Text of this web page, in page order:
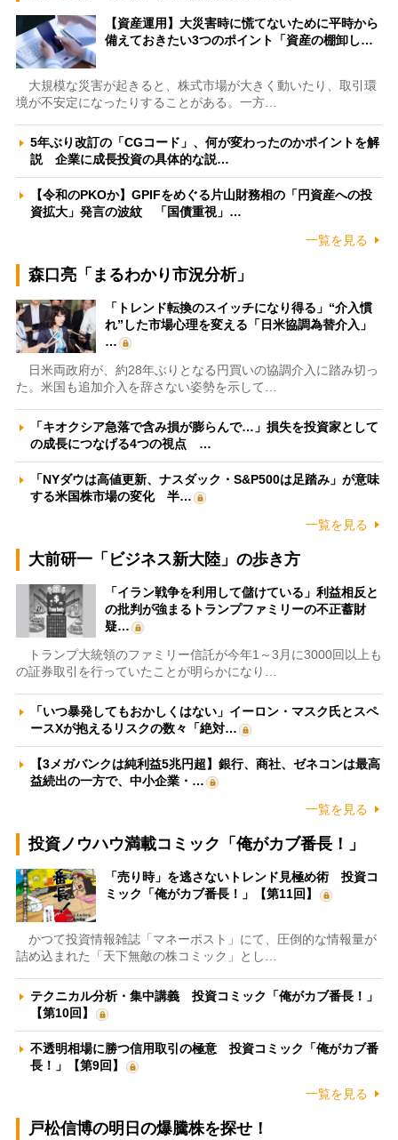
【資産運用】大災害時に慌てないために平時から
備えておきたい3つのポイント「資産の棚卸し…
大規模な災害が起きると、株式市場が大きく動いたり、取引環
境が不安定になったりすることがある。一方…
5年ぶり改訂の「CGコード」、何が変わったのかポイントを解
説 企業に成長投資の具体的な説…
【令和のPKOか】GPIFをめぐる片山財務相の「円資産への投
資拡大」発言の波紋 「国債重視」…
一覧を見る
森口亮「まるわかり市況分析」
「トレンド転換のスイッチになり得る」“介入慣
れ”した市場心理を変える「日米協調為替介入」
…
日米両政府が、約28年ぶりとなる円買いの協調介入に踏み切っ
た。米国も追加介入を辞さない姿勢を示して…
「キオクシア急落で含み損が膨らんで…」損失を投資家として
の成長につなげる4つの視点 …
「NYダウは高値更新、ナスダック・S&P500は足踏み」が意味
する米国株市場の変化 半…
一覧を見る
大前研一「ビジネス新大陸」の歩き方
「イラン戦争を利用して儲けている」利益相反と
の批判が強まるトランプファミリーの不正蓄財
疑…
トランプ大統領のファミリー信託が今年1～3月に3000回以上も
の証券取引を行っていたことが明らかになり…
「いつ暴発してもおかしくはない」イーロン・マスク氏とスペ
ースXが抱えるリスクの数々「絶対…
【3メガバンクは純利益5兆円超】銀行、商社、ゼネコンは最高
益続出の一方で、中小企業・…
一覧を見る
投資ノウハウ満載コミック「俺がカブ番長！」
「売り時」を逃さないトレンド見極め術 投資コ
ミック「俺がカブ番長！」【第11回】
かつて投資情報雑誌「マネーポスト」にて、圧倒的な情報量が
詰め込まれた「天下無敵の株コミック」とし…
テクニカル分析・集中講義 投資コミック「俺がカブ番長！」
【第10回】
不透明相場に勝つ信用取引の極意 投資コミック「俺がカブ番
長！」【第9回】
一覧を見る
戸松信博の明日の爆騰株を探せ！